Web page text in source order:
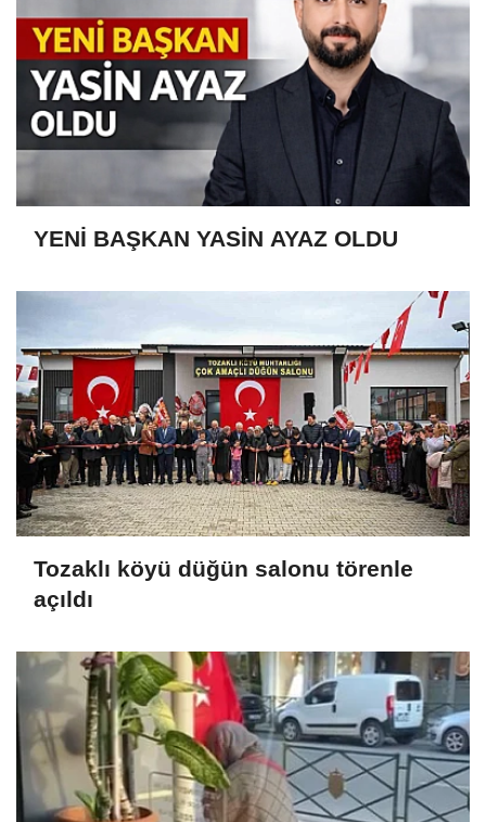
YENİ BAŞKAN YASİN AYAZ OLDU
Tozaklı köyü düğün salonu törenle
açıldı